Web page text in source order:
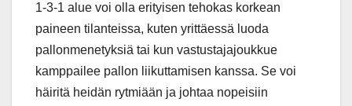
1-3-1 alue voi olla erityisen tehokas korkean
paineen tilanteissa, kuten yrittäessä luoda
pallonmenetyksiä tai kun vastustajajoukkue
kamppailee pallon liikuttamisen kanssa. Se voi
häiritä heidän rytmiään ja johtaa nopeisiin